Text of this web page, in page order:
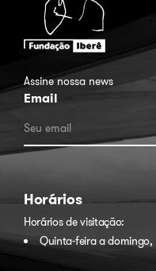
Assine nossa news
Email
Horários
Horários de visitação:
Quinta-feira a domingo,